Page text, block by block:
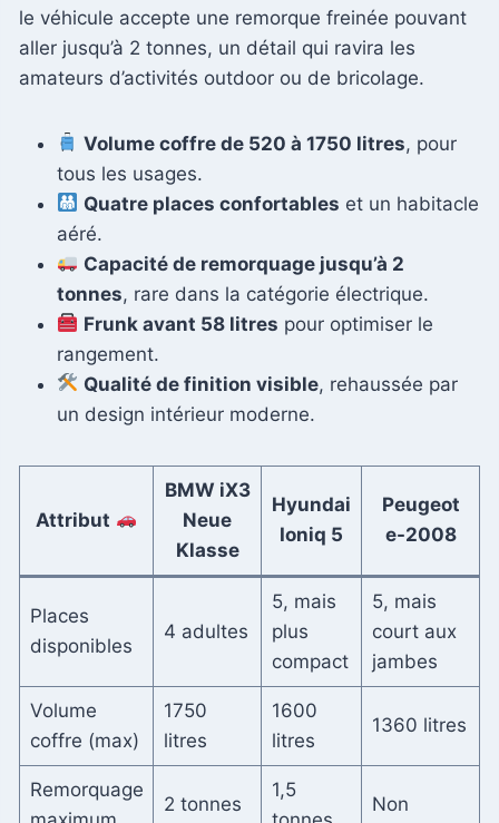
le véhicule accepte une remorque freinée pouvant
aller jusqu’à 2 tonnes, un détail qui ravira les
amateurs d’activités outdoor ou de bricolage.
Volume coffre de 520 à 1750 litres, pour
tous les usages.
Quatre places confortables et un habitacle
aéré.
Capacité de remorquage jusqu’à 2
tonnes, rare dans la catégorie électrique.
Frunk avant 58 litres pour optimiser le
rangement.
Qualité de finition visible, rehaussée par
un design intérieur moderne.
Attribut
BMW iX3
Neue
Klasse
Hyundai
Ioniq 5
Peugeot
e-2008
Places
disponibles
4 adultes
5, mais
plus
compact
5, mais
court aux
jambes
Volume
coffre (max)
1750
litres
1600
litres
1360 litres
Remorquage
2 tonnes
1,5
Non